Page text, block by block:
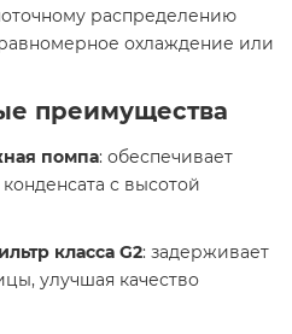
распределению
охлаждение или
преимущества
помпа: обеспечивает
с высотой
класса G2: задерживает
улучшая качество